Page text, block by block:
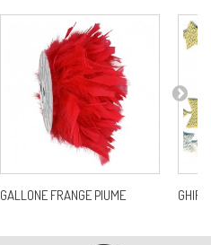
GALLONE FRANGE PIUME